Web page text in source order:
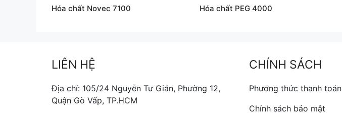
Hóa chất Novec 7100 Hóa chất PEG 4000
LIÊN HỆ
Địa chỉ: 105/24 Nguyễn Tư Giản, Phường 12,
Quận Gò Vấp, TP.HCM
CHÍNH SÁCH
Phương thức thanh toán
Chính sách bảo mật